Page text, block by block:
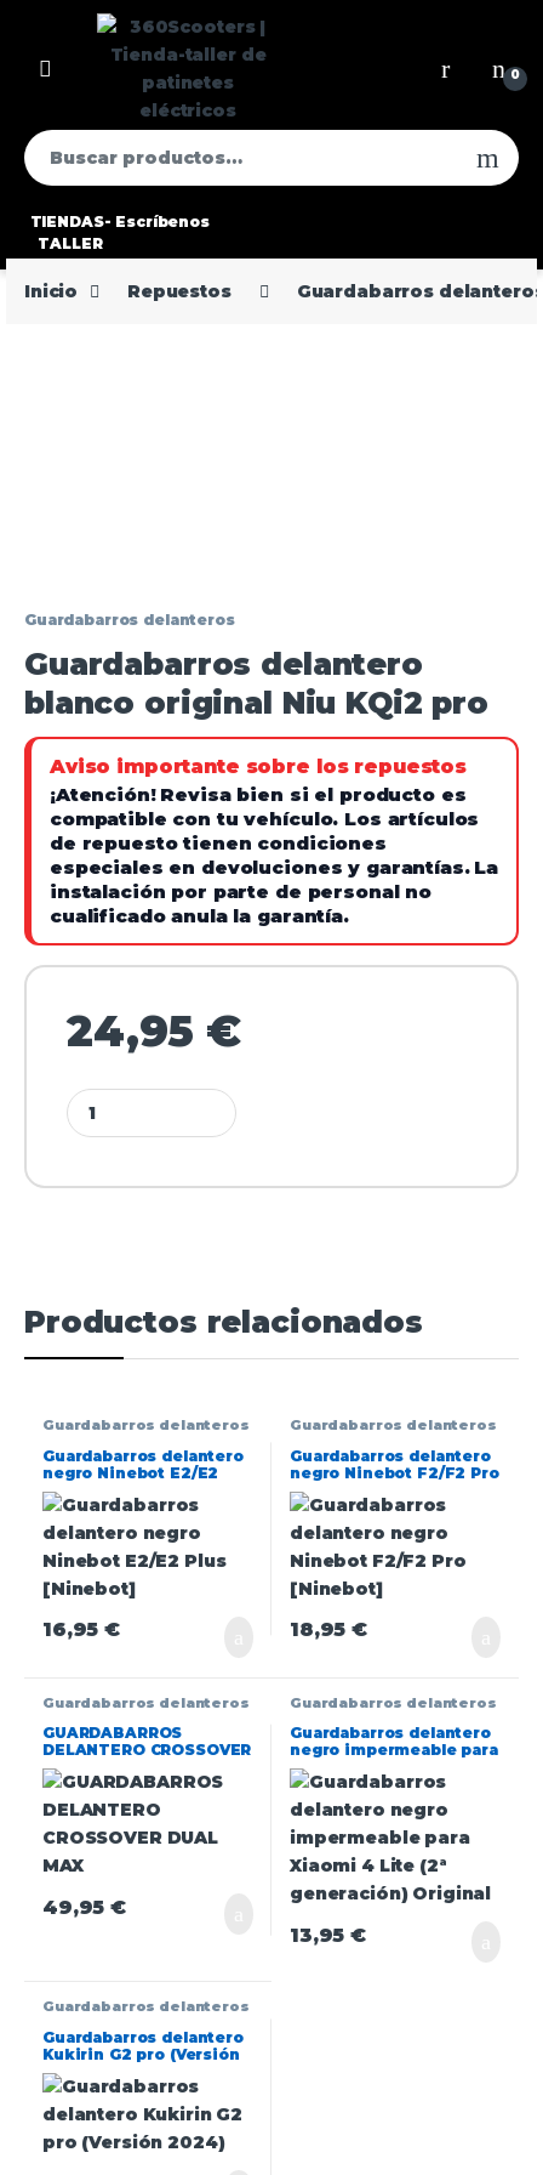
0
TIENDAS-
TALLER
Escríbenos
Inicio Repuestos Guardabarros
Guardabarros delanteros
Guardabarros delantero
blanco original Niu KQi2 pro
Aviso importante sobre los repuestos
¡Atención! Revisa bien si el producto es
compatible con tu vehículo. Los artículos
de repuesto tienen condiciones
especiales en devoluciones y garantías. La
instalación por parte de personal no
cualificado anula la garantía.
24,95 €
Productos relacionados
Guardabarros delanteros
Guardabarros delantero
negro Ninebot E2/E2
Plus [Ninebot]
16,95€
Guardabarros delanteros
Guardabarros delantero
negro Ninebot F2/F2 Pro
[Ninebot]
18,95€
Guardabarros delanteros
GUARDABARROS
DELANTERO CROSSOVER
DUAL MAX
49,95€
Guardabarros delanteros
Guardabarros delantero
negro impermeable para
Xiaomi 4 Lite (2ª
generación) Original
13,95€
Guardabarros delanteros
Guardabarros delantero
Kukirin G2 pro (Versión
2024)